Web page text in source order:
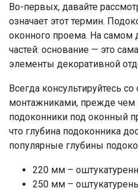
Во-первых, давайте
означает этот термин.
оконного проема. На самом
частей: основание — это
элементы декоративной
Всегда консультируйтесь
монтажниками, прежде чем
подоконники под оконный
что глубина подоконника
популярные глубины
220 мм –
250 мм –